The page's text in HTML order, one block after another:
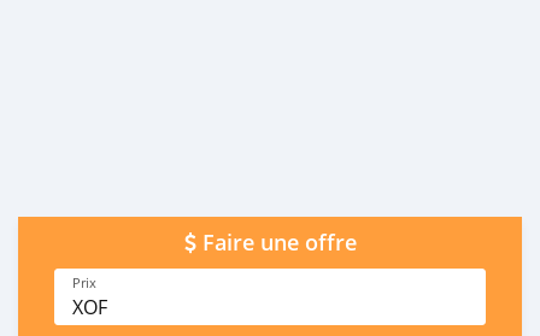
Faire une offre
Prix
XOF